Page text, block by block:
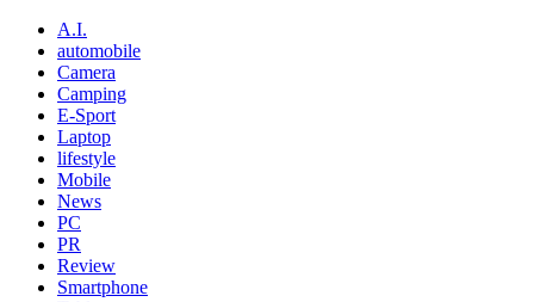
A.I.
automobile
Camera
Camping
E-Sport
Laptop
lifestyle
Mobile
News
PC
PR
Review
Smartphone